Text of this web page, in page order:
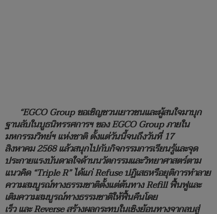
“EGCO Groupขอเชิญชวนเยาวชนและผู้สนใจมาบุก
ฐานลับในบูธนิทรรศการฯ ของEGCO Groupภายใน
มหกรรมวิทย์ฯแห่งชาติตั้งแต่วันนี้จนถึงวันที่17
สิงหาคม2568แล้วสนุกไปกับกิจกรรมการเรียนรู้และจุด
ประกายแรงบันดาลใจด้านนวัตกรรมและวิทยาศาสตร์ตาม
แนวคิด“Triple R”ได้แก่Refuseปฏิเสธหรือยุติการทำลาย
ความสมบูรณ์ทางธรรมชาติตั้งแต่ต้นทางRefillฟื้นฟูและ
เติมความสมบูรณ์ทางธรรมชาติให้ฟื้นคืนโดย
เร็วและReverseสร้างผลกระทบในเชิงย้อนทางจากลบสู่